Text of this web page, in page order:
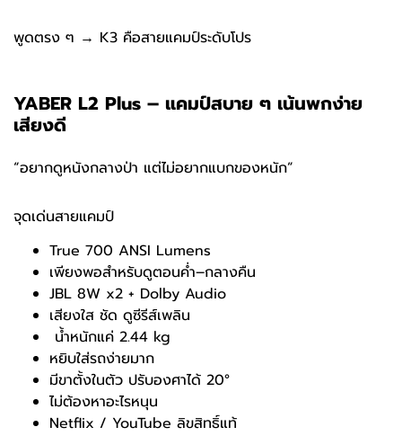
พูดตรง ๆ → K3 คือสายแคมป์ระดับโปร
YABER L2 Plus – แคมป์สบาย ๆ เน้นพกง่าย
เสียงดี
“อยากดูหนังกลางป่า แต่ไม่อยากแบกของหนัก”
จุดเด่นสายแคมป์
True 700 ANSI Lumens
เพียงพอสำหรับดูตอนค่ำ–กลางคืน
JBL 8W x2 + Dolby Audio
เสียงใส ชัด ดูซีรีส์เพลิน
‍️ น้ำหนักแค่ 2.44 kg
หยิบใส่รถง่ายมาก
มีขาตั้งในตัว ปรับองศาได้ 20°
ไม่ต้องหาอะไรหนุน
Netflix / YouTube ลิขสิทธิ์แท้